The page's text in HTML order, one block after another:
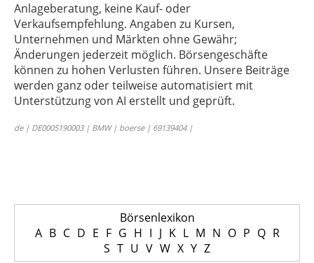
Anlageberatung, keine Kauf- oder
Verkaufsempfehlung. Angaben zu Kursen,
Unternehmen und Märkten ohne Gewähr;
Änderungen jederzeit möglich. Börsengeschäfte
können zu hohen Verlusten führen. Unsere Beiträge
werden ganz oder teilweise automatisiert mit
Unterstützung von AI erstellt und geprüft.
de | DE0005190003 | BMW | boerse | 69139404 |
Börsenlexikon
A B C D E F G H I J K L M N O P Q R
S T U V W X Y Z